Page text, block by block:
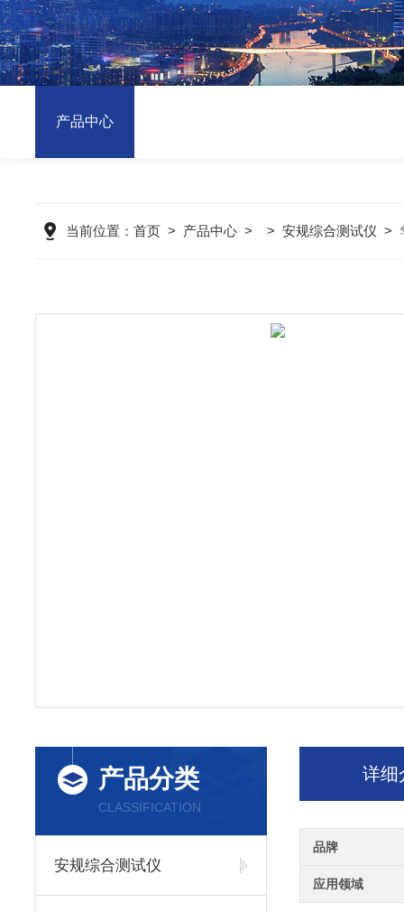
产品中心
当前位置： 首页 > 产品中心 > > 安规综合测试仪 >
产品分类
CLASSIFICATION
安规综合测试仪
详细
品牌
应用领域